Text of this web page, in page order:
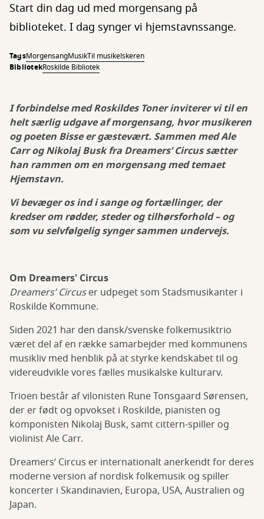
Start din dag ud med morgensang på
biblioteket. I dag synger vi hjemstavnssange.
TagsMorgensangMusikTil musikelskeren
BibliotekRoskilde Bibliotek
I forbindelse med Roskildes Toner inviterer vi til en
helt særlig udgave af morgensang, hvor musikeren
og poeten Bisse er gæstevært. Sammen med Ale
Carr og Nikolaj Busk fra Dreamers’ Circus sætter
han rammen om en morgensang med temaet
Hjemstavn.
Vi bevæger os ind i sange og fortællinger, der
kredser om rødder, steder og tilhørsforhold – og
som vu selvfølgelig synger sammen undervejs.
Om Dreamers' Circus
Dreamers’ Circuser udpeget som Stadsmusikanter i
Roskilde Kommune.
Siden 2021 har den dansk/svenske folkemusiktrio
været del af en række samarbejder med kommunens
musikliv med henblik på at styrke kendskabet til og
videreudvikle vores fælles musikalske kulturarv.
Trioen består af vilonisten Rune Tonsgaard Sørensen,
der er født og opvokset i Roskilde, pianisten og
komponisten Nikolaj Busk, samt cittern-spiller og
violinist Ale Carr.
Dreamers’ Circus er internationalt anerkendt for deres
moderne version af nordisk folkemusik og spiller
koncerter i Skandinavien, Europa, USA, Australien og
Japan.